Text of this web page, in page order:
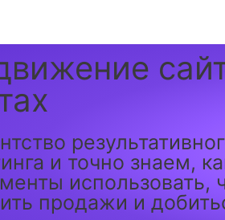
и точно знаем,
использовать,
продажи и